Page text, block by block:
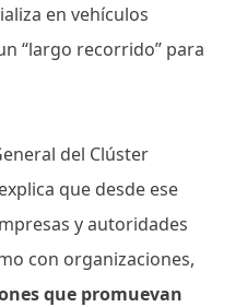
en vehículos
“largo recorrido” para
del Clúster
que desde ese
y autoridades
con organizaciones,
que promuevan